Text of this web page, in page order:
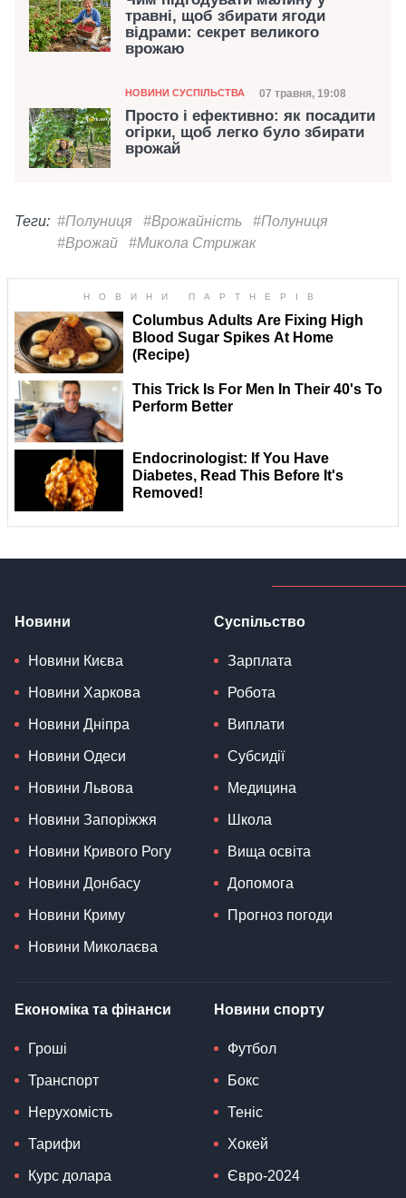
травні, щоб збирати ягоди
відрами: секрет великого
врожаю
Категорія
НОВИНИ СУСПІЛЬСТВА Дата публікації
07 травня, 19:08
Просто і ефективно: як посадити
огірки, щоб легко було збирати
врожай
Теги: #Полуниця #Врожайність
#Полуниця
#Врожай
#Микола Стрижак
Новини
Новини Києва
Новини Харкова
Новини Дніпра
Новини Одеси
Новини Львова
Новини Запоріжжя
Новини Кривого Рогу
Новини Донбасу
Новини Криму
Новини Миколаєва
Суспільство
Зарплата
Робота
Виплати
Субсидії
Медицина
Школа
Вища освіта
Допомога
Прогноз погоди
Економіка та фінанси
Гроші
Транспорт
Нерухомість
Тарифи
Курс долара
Новини спорту
Футбол
Бокс
Теніс
Хокей
Євро-2024